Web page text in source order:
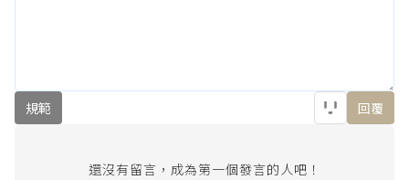
規範 回覆
還沒有留言，成為第一個發言的人吧！